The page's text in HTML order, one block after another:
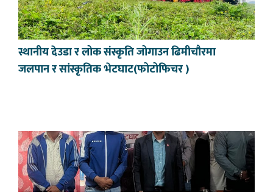
स्थानीय देउडा र लोक संस्कृति जोगाउन ढिमीचौरमा
जलपान र सांस्कृतिक भेटघाट(फोटोफिचर )